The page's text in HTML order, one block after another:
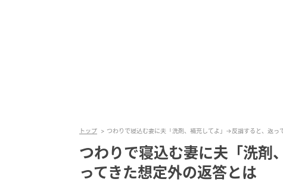
トップ つわりで寝込む妻に夫「洗剤、補充してよ」→反論すると、返っ
つわりで寝込む妻に夫「洗
ってきた想定外の返答とは